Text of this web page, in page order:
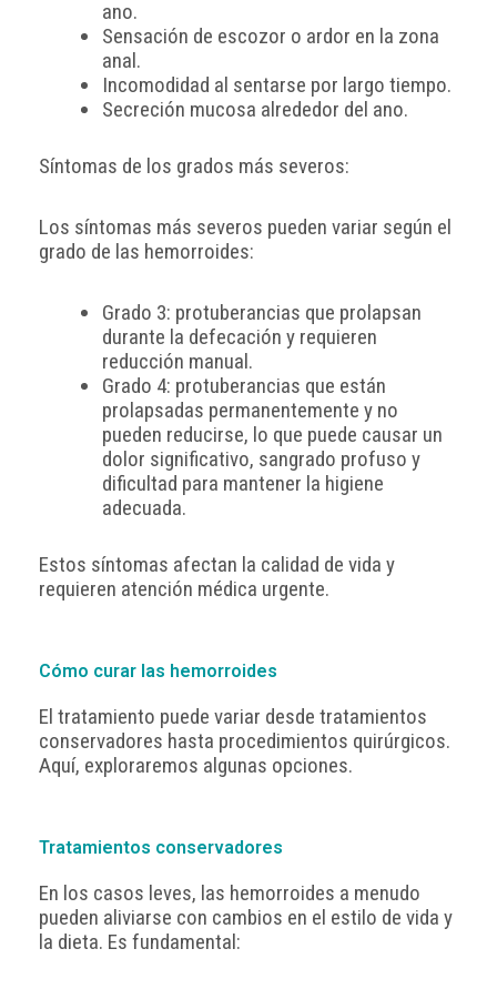
ano.
Sensación de escozor o ardor en la zona
anal.
Incomodidad al sentarse por largo tiempo.
Secreción mucosa alrededor del ano.
Síntomas de los grados más severos:
Los síntomas más severos pueden variar según el
grado de las hemorroides:
Grado 3: protuberancias que prolapsan
durante la defecación y requieren
reducción manual.
Grado 4: protuberancias que están
prolapsadas permanentemente y no
pueden reducirse, lo que puede causar un
dolor significativo, sangrado profuso y
dificultad para mantener la higiene
adecuada.
Estos síntomas afectan la calidad de vida y
requieren atención médica urgente.
Cómo curar las hemorroides
El tratamiento puede variar desde tratamientos
conservadores hasta procedimientos quirúrgicos.
Aquí, exploraremos algunas opciones.
Tratamientos conservadores
En los casos leves, las hemorroides a menudo
pueden aliviarse con cambios en el estilo de vida y
la dieta. Es fundamental: